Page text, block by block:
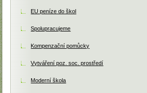
EU peníze do škol
Spolupracujeme
Kompenzační pomůcky
Vytváření poz. soc. prostředí
Moderní škola